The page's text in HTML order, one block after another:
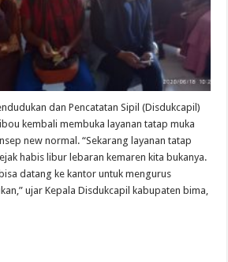
dan Pencatatan Sipil (Disdukcapil)
kembali membuka layanan tatap muka
new normal. “Sekarang layanan tatap
habis libur lebaran kemaren kita bukanya.
datang ke kantor untuk mengurus
ujar Kepala Disdukcapil kabupaten bima,